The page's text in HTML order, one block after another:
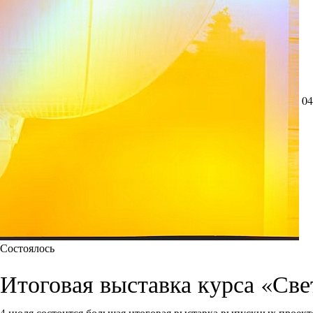
Состоялось
Итоговая выставка курса